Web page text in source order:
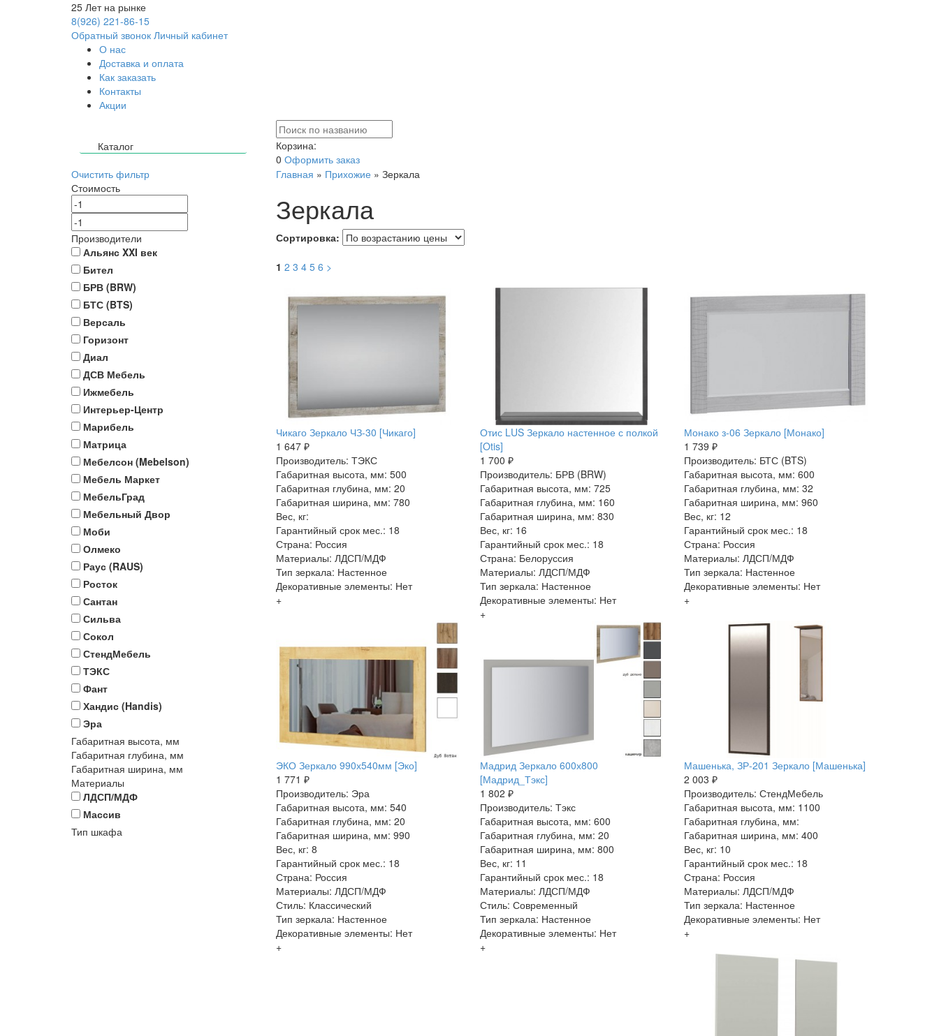
25 Лет на рынке
8(926) 221-86-15
Обратный звонок Личный кабинет
О нас
Доставка и оплата
Как заказать
Контакты
Акции
Каталог
Корзина:
0 Оформить заказ
Очистить фильтр
Стоимость
Производители
Альянс XXI век
Бител
БРВ (BRW)
БТС (BTS)
Версаль
Горизонт
Диал
ДСВ Мебель
Ижмебель
Интерьер-Центр
Марибель
Матрица
Мебелсон (Mebelson)
Мебель Маркет
МебельГрад
Мебельный Двор
Моби
Олмеко
Раус (RAUS)
Росток
Сантан
Сильва
Сокол
СтендМебель
ТЭКС
Фант
Хандис (Handis)
Эра
Габаритная высота, мм
Габаритная глубина, мм
Габаритная ширина, мм
Материалы
ЛДСП/МДФ
Массив
Тип шкафа
Главная » Прихожие » Зеркала
Зеркала
Сортировка:
1 2 3 4 5 6 >
Чикаго Зеркало ЧЗ-30 [Чикаго]
1 647 ₽
Производитель: ТЭКС
Габаритная высота, мм: 500
Габаритная глубина, мм: 20
Габаритная ширина, мм: 780
Вес, кг:
Гарантийный срок мес.: 18
Страна: Россия
Материалы: ЛДСП/МДФ
Тип зеркала: Настенное
Декоративные элементы: Нет
+
Отис LUS Зеркало настенное с полкой
[Otis]
1 700 ₽
Производитель: БРВ (BRW)
Габаритная высота, мм: 725
Габаритная глубина, мм: 160
Габаритная ширина, мм: 830
Вес, кг: 16
Гарантийный срок мес.: 18
Страна: Белоруссия
Материалы: ЛДСП/МДФ
Тип зеркала: Настенное
Декоративные элементы: Нет
+
Монако з-06 Зеркало [Монако]
1 739 ₽
Производитель: БТС (BTS)
Габаритная высота, мм: 600
Габаритная глубина, мм: 32
Габаритная ширина, мм: 960
Вес, кг: 12
Гарантийный срок мес.: 18
Страна: Россия
Материалы: ЛДСП/МДФ
Тип зеркала: Настенное
Декоративные элементы: Нет
+
ЭКО Зеркало 990х540мм [Эко]
1 771 ₽
Производитель: Эра
Габаритная высота, мм: 540
Габаритная глубина, мм: 20
Габаритная ширина, мм: 990
Вес, кг: 8
Гарантийный срок мес.: 18
Страна: Россия
Материалы: ЛДСП/МДФ
Стиль: Классический
Тип зеркала: Настенное
Декоративные элементы: Нет
+
Мадрид Зеркало 600х800
[Мадрид_Тэкс]
1 802 ₽
Производитель: Тэкс
Габаритная высота, мм: 600
Габаритная глубина, мм: 20
Габаритная ширина, мм: 800
Вес, кг: 11
Гарантийный срок мес.: 18
Материалы: ЛДСП/МДФ
Стиль: Современный
Тип зеркала: Настенное
Декоративные элементы: Нет
+
Машенька, ЗР-201 Зеркало [Машенька]
2 003 ₽
Производитель: СтендМебель
Габаритная высота, мм: 1100
Габаритная глубина, мм:
Габаритная ширина, мм: 400
Вес, кг: 10
Гарантийный срок мес.: 18
Страна: Россия
Материалы: ЛДСП/МДФ
Тип зеркала: Настенное
Декоративные элементы: Нет
+